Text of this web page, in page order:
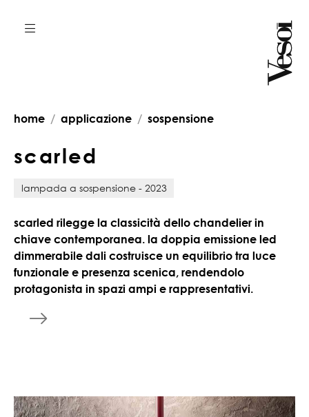
home applicazione sospensione
scarled
lampada a sospensione - 2023
scarled rilegge la classicità dello chandelier in
chiave contemporanea. la doppia emissione led
dimmerabile dali costruisce un equilibrio tra luce
funzionale e presenza scenica, rendendolo
protagonista in spazi ampi e rappresentativi.